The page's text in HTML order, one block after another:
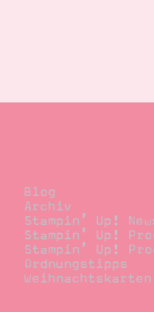
Blog
Archiv
Stampin’ Up!
Stampin’ Up!
Stampin’ Up!
Ordnungstipps